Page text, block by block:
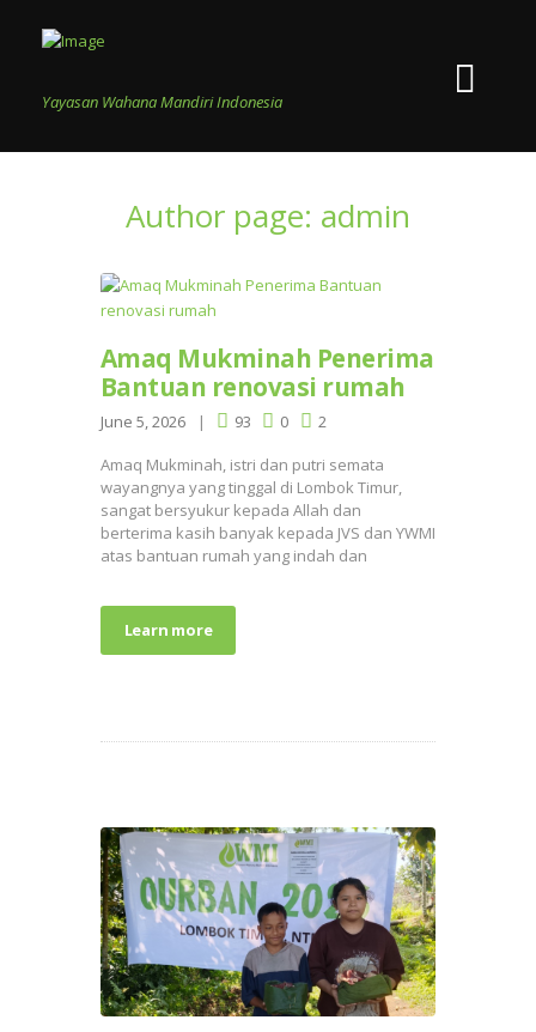
Yayasan Wahana Mandiri Indonesia
Author page: admin
Amaq Mukminah Penerima
Bantuan renovasi rumah
June 5, 2026 93 0 2
Amaq Mukminah, istri dan putri semata
wayangnya yang tinggal di Lombok Timur,
sangat bersyukur kepada Allah dan
berterima kasih banyak kepada JVS dan YWMI
atas bantuan rumah yang indah dan
Learn more